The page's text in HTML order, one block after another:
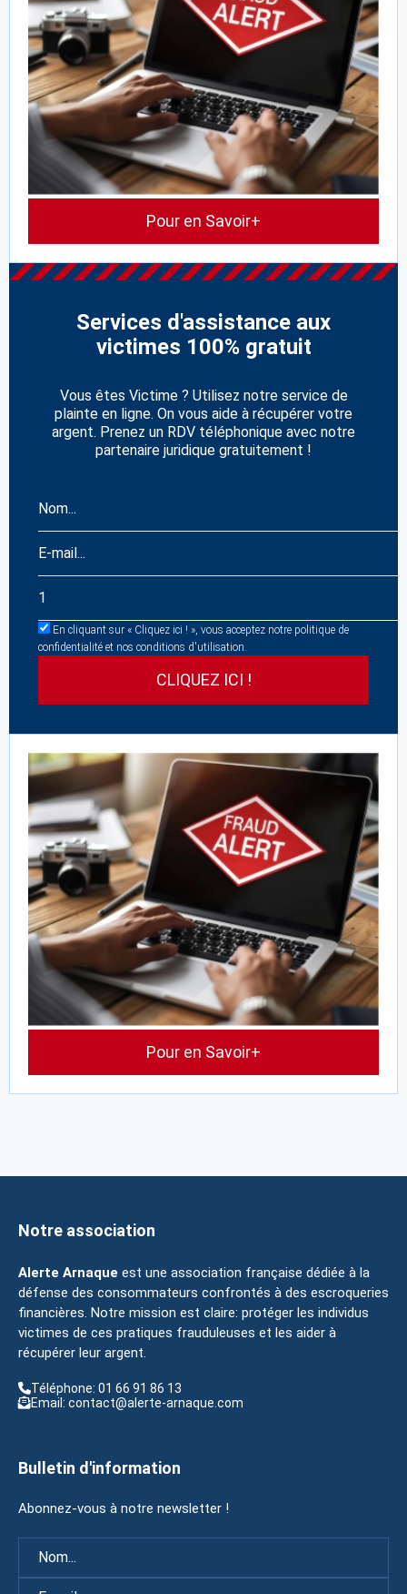
Pour en Savoir+
Services d'assistance aux
victimes 100% gratuit
Vous êtes Victime ? Utilisez notre service de
plainte en ligne. On vous aide à récupérer votre
argent. Prenez un RDV téléphonique avec notre
partenaire juridique gratuitement !
En cliquant sur « Cliquez ici ! », vous acceptez notre politique de
confidentialité et nos conditions d'utilisation.
Pour en Savoir+
Notre association
Alerte Arnaque est une association française dédiée à la
défense des consommateurs confrontés à des escroqueries
financières. Notre mission est claire: protéger les individus
victimes de ces pratiques frauduleuses et les aider à
récupérer leur argent.
Téléphone: 01 66 91 86 13
Email: contact@alerte-arnaque.com
Bulletin d'information
Abonnez-vous à notre newsletter !